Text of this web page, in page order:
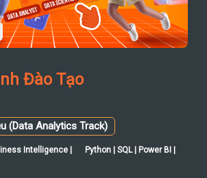
Đào Tạo
(Data Analytics Track)
Intelligence |
Python | SQL | Power BI |